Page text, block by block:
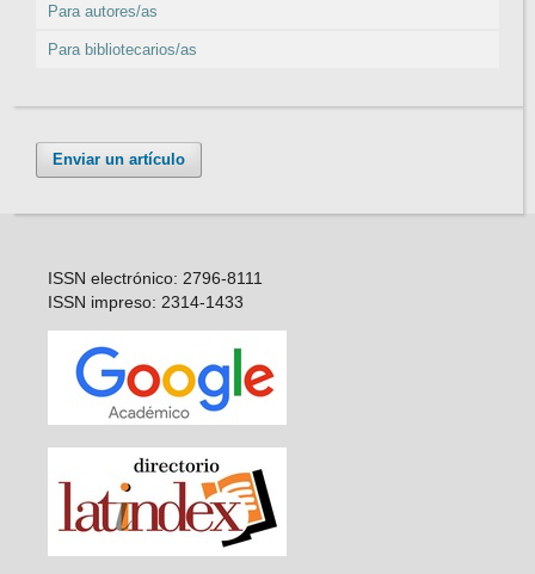
Para autores/as
Para bibliotecarios/as
Enviar un artículo
ISSN electrónico: 2796-8111
ISSN impreso: 2314-1433